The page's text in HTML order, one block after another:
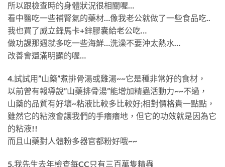
所以跟檢查時的身體狀況很相關喔…
看中醫吃一些補腎氣的藥材…像我老公就做了一些食品吃..
我也買了威立鋒馬卡+鋅膠囊給老公吃…
做功課那週就多吃一些海鮮…洗澡不要沖太熱水…
改善會還滿明顯的喔…
4.試試用”山藥”煮排骨湯或雞湯~~它是種非常好的食材，
以前曾有報導說”山藥排骨湯”能增加精蟲活動力~~不過，
山藥的品質有好壞~粘液比較多比較好;相對價格貴一點點，
雖然它的粘液會讓我們的手癢癢地，但它的功效就是因為它
的粘液!!
而且山藥對人體粉多器官都粉好哦~~
5.我先生去年檢查每CC只有三百萬隻精蟲